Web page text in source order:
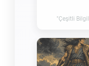
"Çeşitli